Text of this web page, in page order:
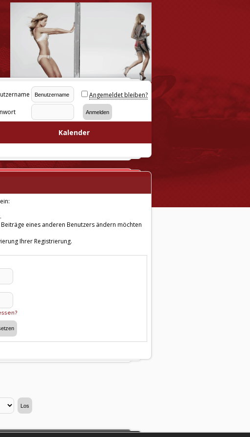
Angemeldet bleiben?
Kalender
eines anderen Benutzers ändern möchten
Ihrer Registrierung.